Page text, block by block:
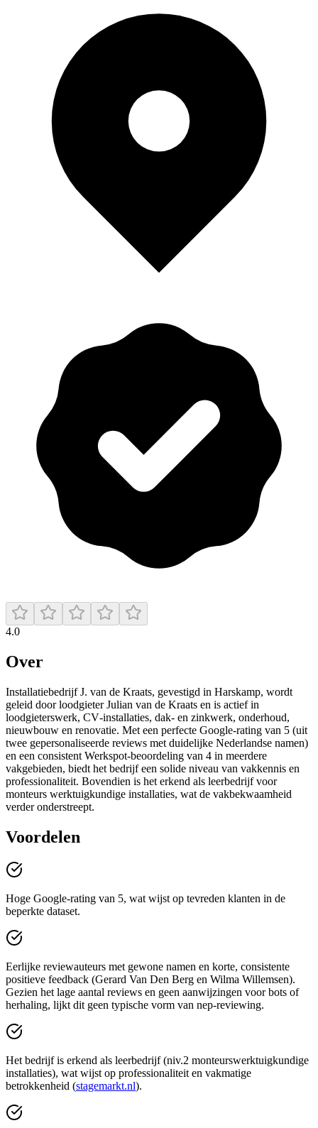
4.0
Over
Installatiebedrijf J. van de Kraats, gevestigd in Harskamp, wordt
geleid door loodgieter Julian van de Kraats en is actief in
loodgieterswerk, CV‑installaties, dak‑ en zinkwerk, onderhoud,
nieuwbouw en renovatie. Met een perfecte Google-rating van 5 (uit
twee gepersonaliseerde reviews met duidelijke Nederlandse namen)
en een consistent Werkspot‑beoordeling van 4 in meerdere
vakgebieden, biedt het bedrijf een solide niveau van vakkennis en
professionaliteit. Bovendien is het erkend als leerbedrijf voor
monteurs werktuigkundige installaties, wat de vakbekwaamheid
verder onderstreept.
Voordelen
Hoge Google-rating van 5, wat wijst op tevreden klanten in de
beperkte dataset.
Eerlijke reviewauteurs met gewone namen en korte, consistente
positieve feedback (Gerard Van Den Berg en Wilma Willemsen).
Gezien het lage aantal reviews en geen aanwijzingen voor bots of
herhaling, lijkt dit geen typische vorm van nep-reviewing.
Het bedrijf is erkend als leerbedrijf (niv.2 monteurswerktuigkundige
installaties), wat wijst op professionaliteit en vakmatige
betrokkenheid (stagemarkt.nl).